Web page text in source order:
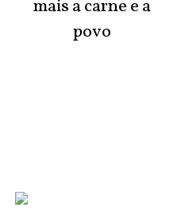
mais a carne e a
povo